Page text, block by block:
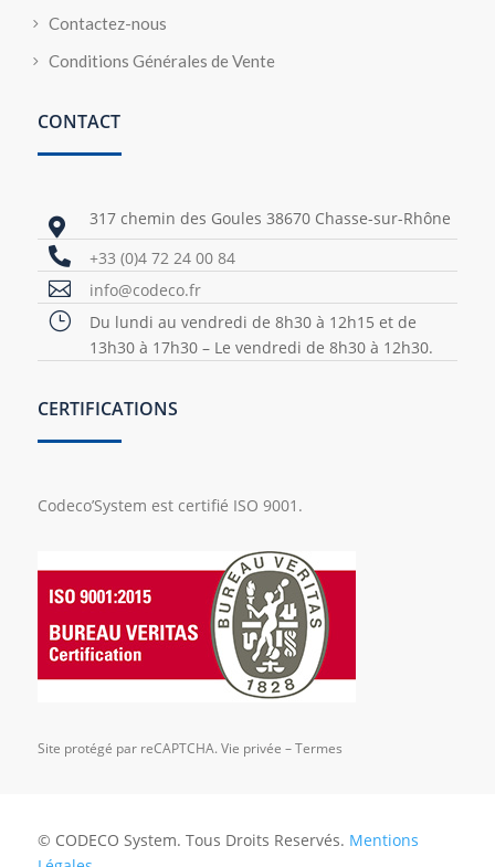
Contactez-nous
Conditions Générales de Vente
CONTACT
 317 chemin des Goules 38670 Chasse-sur-Rhône
 +33 (0)4 72 24 00 84
 info@codeco.fr
}
Du lundi au vendredi de 8h30 à 12h15 et de
13h30 à 17h30 – Le vendredi de 8h30 à 12h30.
CERTIFICATIONS
Codeco’System est certifié ISO 9001.
Site protégé par reCAPTCHA. Vie privée –Termes
© CODECO System. Tous Droits Reservés. Mentions